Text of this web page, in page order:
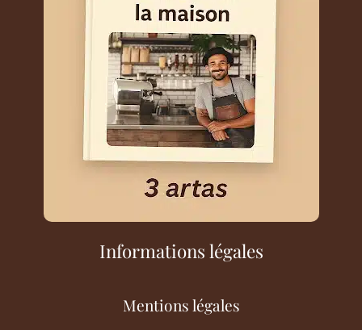
Informations légales
Mentions légales